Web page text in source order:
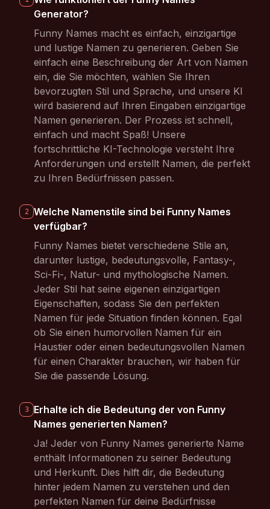
Generator?
Funny Names macht es einfach, einzigartige
und lustige Namen zu generieren. Geben Sie
einfach eine Beschreibung der Art von Namen
ein, die Sie möchten, wählen Sie Ihren
bevorzugten Stil und Sprache, und unsere KI
wird basierend auf Ihren Eingaben einzigartige
Namen generieren. Der Prozess ist schnell,
einfach und macht Spaß! Unsere
fortschrittliche KI-Technologie versteht Ihre
Anforderungen und erstellt Namen, die perfekt
zu Ihren Bedürfnissen passen.
2
Welche Namenstile sind bei Funny Names
verfügbar?
Funny Names bietet verschiedene Stile an,
darunter lustige, bedeutungsvolle, Fantasy-,
Sci-Fi-, Natur- und mythologische Namen.
Jeder Stil hat seine eigenen einzigartigen
Eigenschaften, sodass Sie den perfekten
Namen für jede Situation finden können. Egal
ob Sie einen humorvollen Namen für ein
Haustier oder einen bedeutungsvollen Namen
für einen Charakter brauchen, wir haben für
Sie die passende Lösung.
3
Erhalte ich die Bedeutung der von Funny
Names generierten Namen?
Ja! Jeder von Funny Names generierte Name
enthält Informationen zu seiner Bedeutung
und Herkunft. Dies hilft dir, die Bedeutung
hinter jedem Namen zu verstehen und den
perfekten Namen für deine Bedürfnisse